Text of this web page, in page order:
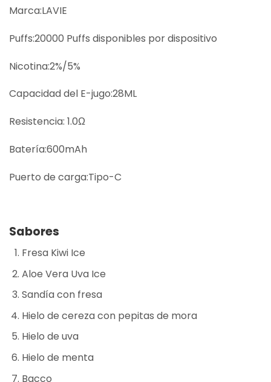
Marca:LAVIE
Puffs:20000 Puffs disponibles por dispositivo
Nicotina:2%/5%
Capacidad del E-jugo:28ML
Resistencia: 1.0Ω
Batería:600mAh
Puerto de carga:Tipo-C
Sabores
Fresa Kiwi Ice
Aloe Vera Uva Ice
Sandía con fresa
Hielo de cereza con pepitas de mora
Hielo de uva
Hielo de menta
Bacco